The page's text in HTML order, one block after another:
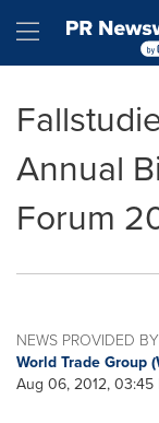
Hamburger
Annual
Forum
NEWS PROVIDED BY
World Trade Group
Aug 06, 2012, 03:45